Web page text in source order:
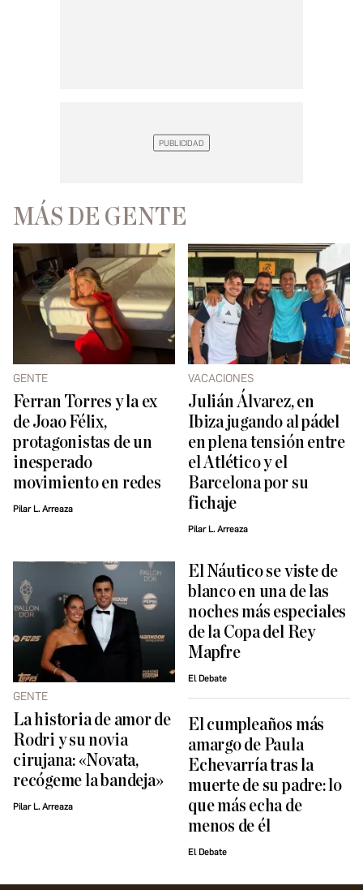
MÁS DE GENTE
GENTE
Ferran Torres y la ex
de Joao Félix,
protagonistas de un
inesperado
movimiento en redes
Pilar L. Arreaza
VACACIONES
Julián Álvarez, en
Ibiza jugando al pádel
en plena tensión entre
el Atlético y el
Barcelona por su
fichaje
Pilar L. Arreaza
GENTE
La historia de amor de
Rodri y su novia
cirujana: «Novata,
recógeme la bandeja»
Pilar L. Arreaza
El Náutico se viste de
blanco en una de las
noches más especiales
de la Copa del Rey
Mapfre
El Debate
El cumpleaños más
amargo de Paula
Echevarría tras la
muerte de su padre: lo
que más echa de
menos de él
El Debate